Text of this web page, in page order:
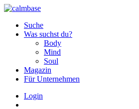
Suche
Was suchst du?
Body
Mind
Soul
Magazin
Für Unternehmen
Login